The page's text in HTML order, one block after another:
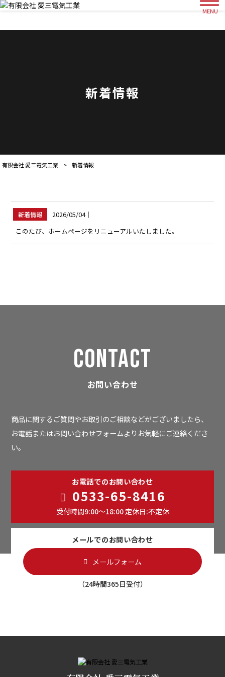
MENU
新着情報
有限会社 愛三電気工業 > 新着情報
新着情報 2026/05/04｜
このたび、ホームページをリニューアルいたしました。
CONTACT
お問い合わせ
商品に関するご質問やお取引のご相談などがございましたら、
お電話またはお問い合わせフォームよりお気軽にご連絡くださ
い。
お電話でのお問い合わせ
0533-65-8416
受付時間9:00～18:00 定休日:不定休
メールでのお問い合わせ
メールフォーム
（24時間365日受付）